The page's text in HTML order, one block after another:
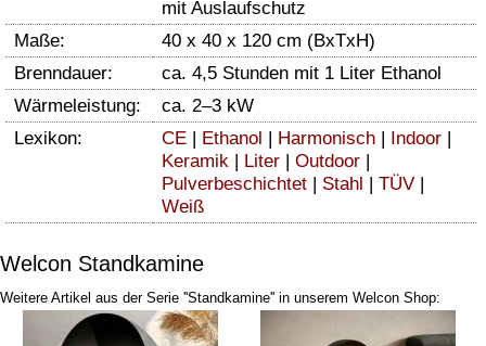
mit Auslaufschutz
Maße:
40 x 40 x 120 cm (BxTxH)
Brenndauer:
ca. 4,5 Stunden mit 1 Liter Ethanol
Wärmeleistung:
ca. 2–3 kW
Lexikon:
CE | Ethanol | Harmonisch | Indoor |
Keramik | Liter | Outdoor |
Pulverbeschichtet | Stahl | TÜV |
Weiß
Welcon Standkamine
Weitere Artikel aus der Serie ''Standkamine'' in unserem Welcon Shop: